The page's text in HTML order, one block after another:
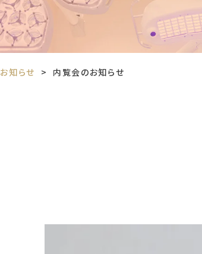
お知らせ 内覧会のお知らせ